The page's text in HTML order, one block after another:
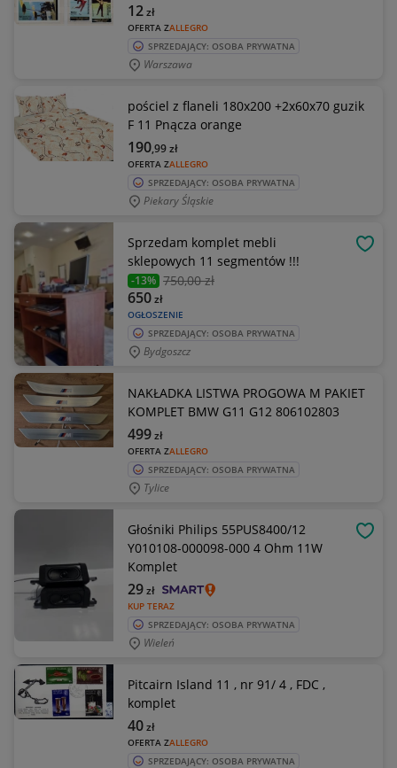
OFERTA ZALLEGRO
12zł
SPRZEDAJĄCY: OSOBA PRYWATNA
Warszawa
pościel z flaneli 180x200 +2x60x70 guzik
F 11 Pnącza orange
OFERTA ZALLEGRO
190,99zł
SPRZEDAJĄCY: OSOBA PRYWATNA
Piekary Śląskie
Sprzedam komplet mebli
sklepowych 11 segmentów !!!
-13% 750,00 zł
OGŁOSZENIE
650zł
SPRZEDAJĄCY: OSOBA PRYWATNA
Bydgoszcz
NAKŁADKA LISTWA PROGOWA M PAKIET
KOMPLET BMW G11 G12 806102803
OFERTA ZALLEGRO
499zł
SPRZEDAJĄCY: OSOBA PRYWATNA
Tylice
Głośniki Philips 55PUS8400/12
Y010108-000098-000 4 Ohm 11W
Komplet
KUP TERAZ
29zł
SPRZEDAJĄCY: OSOBA PRYWATNA
Wieleń
Pitcairn Island 11 , nr 91/ 4 , FDC ,
komplet
OFERTA ZALLEGRO
40zł
SPRZEDAJĄCY: OSOBA PRYWATNA